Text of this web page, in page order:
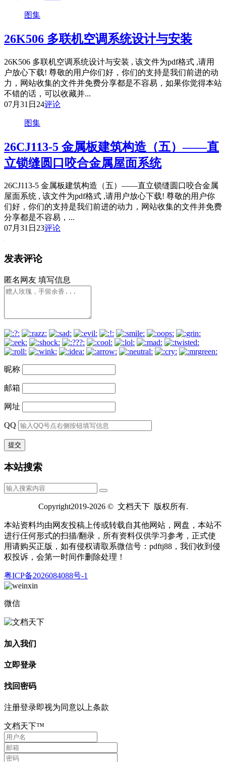
图集
26K506 多联机空调系统设计与安装
26K506 多联机空调系统设计与安装 , 该文件为pdf格式 ,请用
户放心下载! 尊敬的用户你们好，你们的支持是我们前进的动
力，网站收集的文件并免费分享都是不容易，如果你觉得本站
不错的话，可以收藏并...
07月31日 24评论
图集
26CJ113-5 金属板建筑构造（五）——直
立锁缝圆口咬合金属屋面系统
26CJ113-5 金属板建筑构造（五）——直立锁缝圆口咬合金属
屋面系统 , 该文件为pdf格式 ,请用户放心下载! 尊敬的用户你
们好，你们的支持是我们前进的动力，网站收集的文件并免费
分享都是不容易，...
07月31日 23评论
发表评论
匿名网友 填写信息
昵称
邮箱
网址
QQ
本站搜索
Copyright2019-2026 © 文档天下 版权所有.
本站资料均由网友投稿上传或转载自其他网站，网盘，本站不
进行仼何形式的扫描/翻录，所有资料仅供学习参考，正式使
用请购买正版，如有侵权请取系微信号：pdftj88，我们收到侵
权投诉，会第一时间作删除处理！
粤ICP备2026084088号-1
微信
加入我们
立即登录
找回密码
注册登录即视为同意以上条款
文档天下™